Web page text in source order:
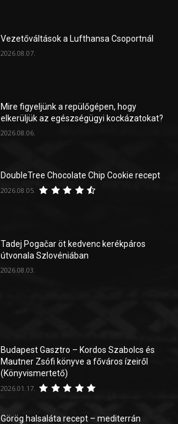
Vezetőváltások a Lufthansa Csoportnál
2026.08.07.
Mire figyeljünk a repülőgépen, hogy
elkerüljük az egészségügyi kockázatokat?
2026.08.06.
DoubleTree Chocolate Chip Cookie recept
2026.08.05.
Tadej Pogačar öt kedvenc kerékpáros
útvonala Szlovéniában
2026.08.03.
Budapest Gasztro – Kordos Szabolcs és
Mautner Zsófi könyve a főváros ízeiről
(Könyvismertető)
2026.01.17.
Görög halsaláta recept – mediterrán